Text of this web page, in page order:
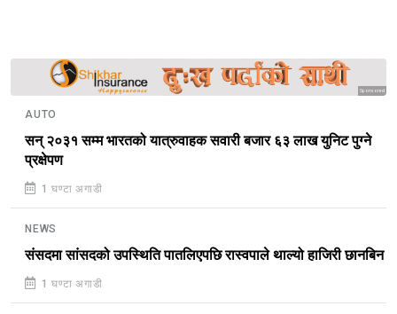
Sponsored
AUTO
सन् २०३१ सम्म भारतको यात्रुवाहक सवारी बजार ६३ लाख युनिट पुग्ने
प्रक्षेपण
1 घण्टा अगाडी
NEWS
संसदमा सांसदको उपस्थिति पातलिएपछि रास्वपाले थाल्यो हाजिरी छानबिन
1 घण्टा अगाडी